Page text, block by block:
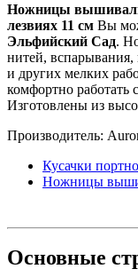
Ножницы
лезвиях 11 см Вы
Эльфийский Сад.
нитей, вспарывания,
и других мелких
комфортно работать
Изготовлены из
Производитель:
Кусачки
Ножницы
Основные